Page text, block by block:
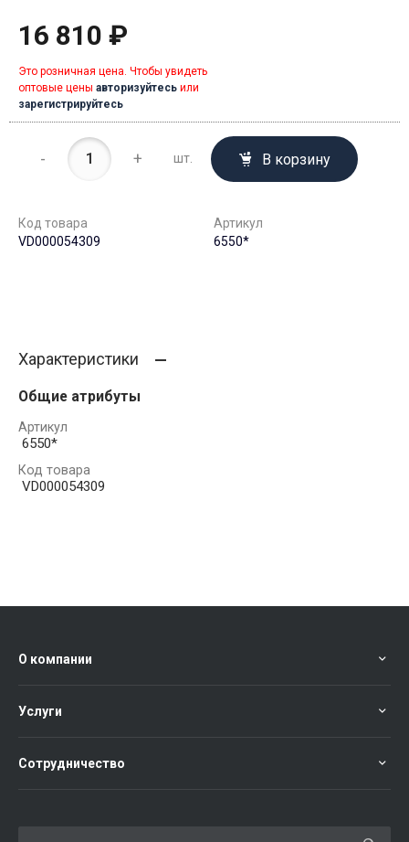
16 810 ₽
Это розничная цена. Чтобы увидеть
оптовые цены авторизуйтесь или
зарегистрируйтесь
- + шт. В корзину
Код товара
VD000054309
Артикул
6550*
Характеристики
Общие атрибуты
Артикул
6550*
Код товара
VD000054309
О компании
Услуги
Сотрудничество